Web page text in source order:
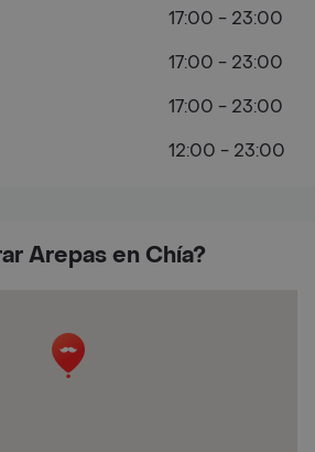
Arepas en Chía?
17:00 - 23:00
17:00 - 23:00
17:00 - 23:00
12:00 - 23:00